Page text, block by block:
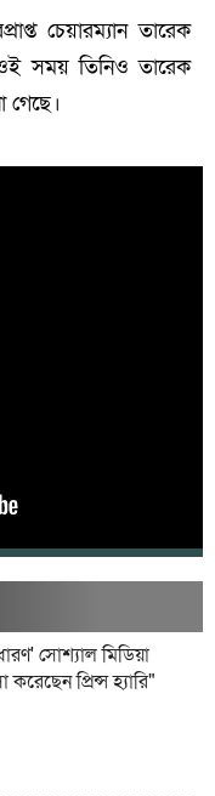
চেয়ারম্যান তারেক
সময় তিনিও তারেক
গেছে।
সোশ্যাল মিডিয়া
করেছেন প্রিন্স হ্যারি"